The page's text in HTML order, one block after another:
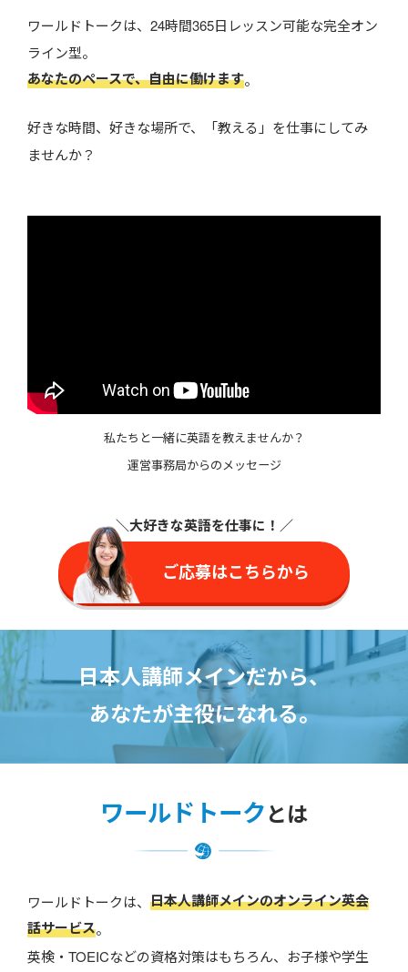
ワールドトークは、24時間365日レッスン可能な完全オン
ライン型。
あなたのペースで、自由に働けます。
好きな時間、好きな場所で、「教える」を仕事にしてみ
ませんか？
私たちと一緒に英語を教えませんか？
運営事務局からのメッセージ
＼大好きな英語を仕事に ！／
ご応募はこちらから
日本人講師メインだから、
あなたが主役になれる。
ワールドトークとは
ワールドトークは、 日本人講師メインのオンライン英会
話サービス。
英検・TOEICなどの資格対策はもちろん、お子様や学生